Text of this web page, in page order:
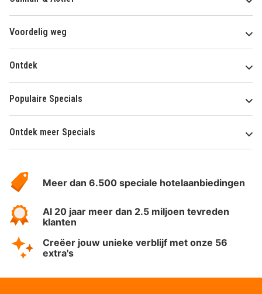
Voordelig weg
Ontdek
Populaire Specials
Ontdek meer Specials
HotelSpecials
Meer dan 6.500 speciale hotelaanbiedingen
Al 20 jaar meer dan 2.5 miljoen tevreden
klanten
Creëer jouw unieke verblijf met onze 56
extra's